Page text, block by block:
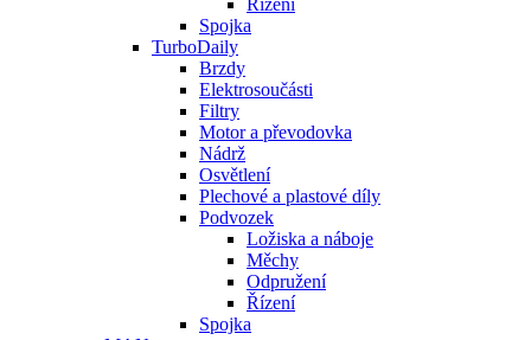
Řízení
Spojka
TurboDaily
Brzdy
Elektrosoučásti
Filtry
Motor a převodovka
Nádrž
Osvětlení
Plechové a plastové díly
Podvozek
Ložiska a náboje
Měchy
Odpružení
Řízení
Spojka